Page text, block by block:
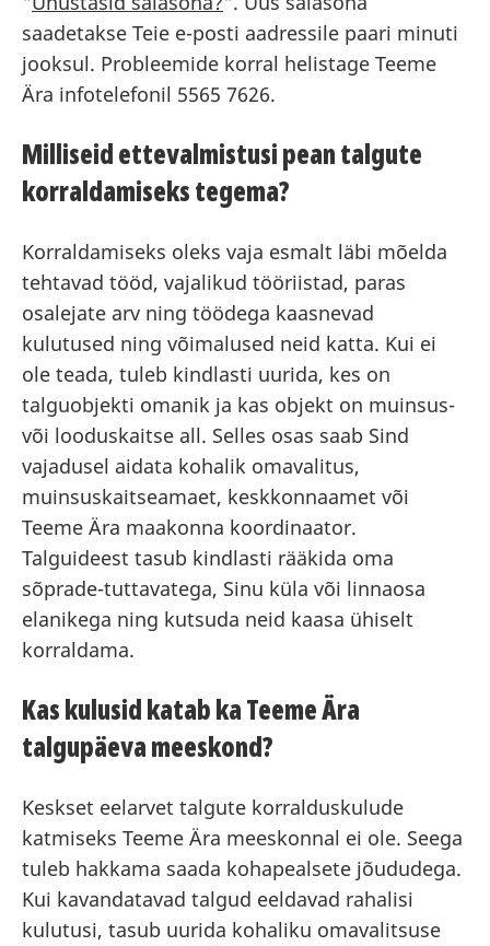
saadetakse Teie e-posti aadressile paari minuti
jooksul. Probleemide korral helistage Teeme
Ära infotelefonil 5565 7626.
Milliseid ettevalmistusi pean talgute
korraldamiseks tegema?
Korraldamiseks oleks vaja esmalt läbi mõelda
tehtavad tööd, vajalikud tööriistad, paras
osalejate arv ning töödega kaasnevad
kulutused ning võimalused neid katta. Kui ei
ole teada, tuleb kindlasti uurida, kes on
talguobjekti omanik ja kas objekt on muinsus-
või looduskaitse all. Selles osas saab Sind
vajadusel aidata kohalik omavalitus,
muinsuskaitseamaet, keskkonnaamet või
Teeme Ära maakonna koordinaator.
Talguideest tasub kindlasti rääkida oma
sõprade-tuttavatega, Sinu küla või linnaosa
elanikega ning kutsuda neid kaasa ühiselt
korraldama.
Kas kulusid katab ka Teeme Ära
talgupäeva meeskond?
Keskset eelarvet talgute korralduskulude
katmiseks Teeme Ära meeskonnal ei ole. Seega
tuleb hakkama saada kohapealsete jõududega.
Kui kavandatavad talgud eeldavad rahalisi
kulutusi, tasub uurida kohaliku omavalitsuse